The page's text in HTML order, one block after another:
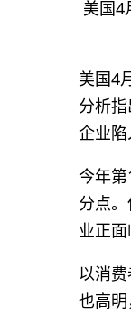
美国4
美国4
分析
企业陷
今年
分点
业正
以消
也高